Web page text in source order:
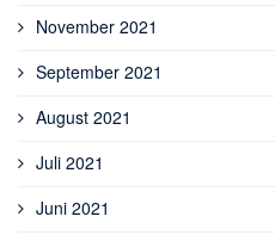
November 2021
September 2021
August 2021
Juli 2021
Juni 2021